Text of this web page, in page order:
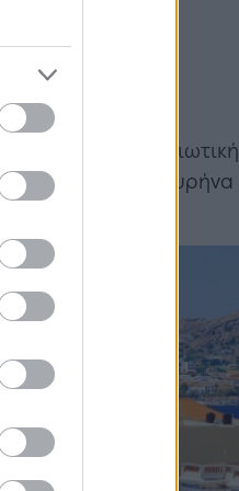
μια νησιωτική
τον διοικητικό πυρήνα